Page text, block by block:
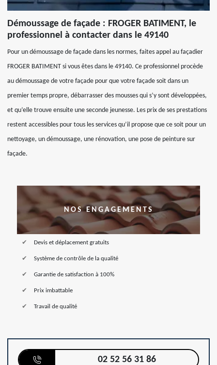
Démoussage de façade : FROGER BATIMENT, le
professionnel à contacter dans le 49140
Pour un démoussage de façade dans les normes, faites appel au façadier
FROGER BATIMENT si vous êtes dans le 49140. Ce professionnel procède
au démoussage de votre façade pour que votre façade soit dans un
premier temps propre, débarrasser des mousses qui s’y sont développées,
et qu’elle trouve ensuite une seconde jeunesse. Les prix de ses prestations
restent accessibles pour tous les services qu’il propose que ce soit pour un
nettoyage, un démoussage, une rénovation, une pose de peinture sur
façade.
NOS ENGAGEMENTS
Devis et déplacement gratuits
Système de contrôle de la qualité
Garantie de satisfaction à 100%
Prix imbattable
Travail de qualité
02 52 56 31 86